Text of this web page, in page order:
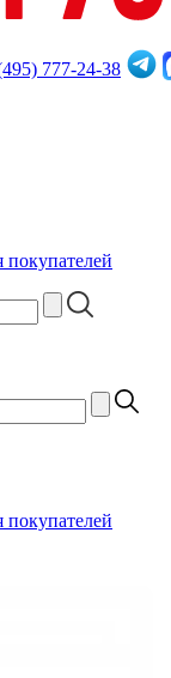
777-24-38